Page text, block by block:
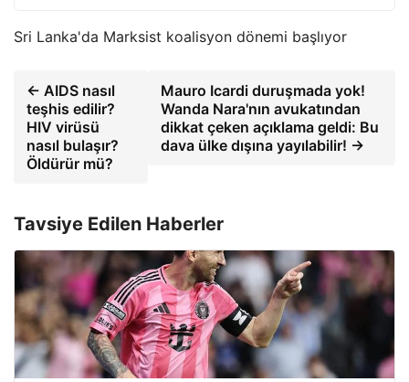
Sri Lanka'da Marksist koalisyon dönemi başlıyor
← AIDS nasıl
teşhis edilir?
HIV virüsü
nasıl bulaşır?
Öldürür mü?
Mauro Icardi duruşmada yok!
Wanda Nara'nın avukatından
dikkat çeken açıklama geldi: Bu
dava ülke dışına yayılabilir! →
Tavsiye Edilen Haberler